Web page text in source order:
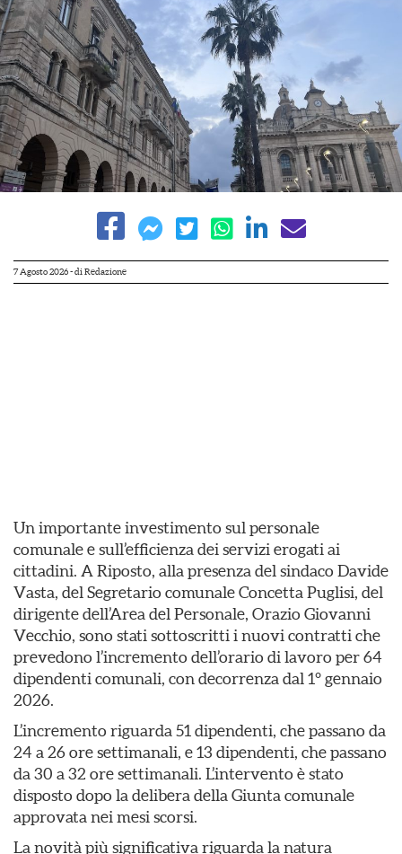
7 Agosto 2026- di Redazione
Un importante investimento sul personale
comunale e sull’efficienza dei servizi erogati ai
cittadini. A Riposto, alla presenza del sindaco Davide
Vasta, del Segretario comunale Concetta Puglisi, del
dirigente dell’Area del Personale, Orazio Giovanni
Vecchio, sono stati sottoscritti i nuovi contratti che
prevedono l’incremento dell’orario di lavoro per 64
dipendenti comunali, con decorrenza dal 1° gennaio
2026.
L’incremento riguarda 51 dipendenti, che passano da
24 a 26 ore settimanali, e 13 dipendenti, che passano
da 30 a 32 ore settimanali. L’intervento è stato
disposto dopo la delibera della Giunta comunale
approvata nei mesi scorsi.
La novità più significativa riguarda la natura